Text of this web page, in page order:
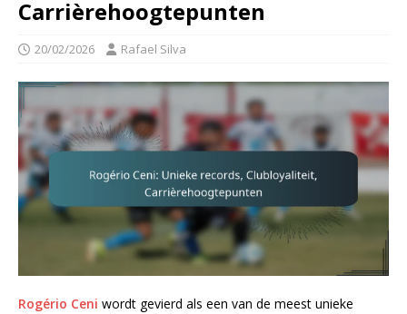
Carrièrehoogtepunten
20/02/2026 Rafael Silva
Rogério Ceni wordt gevierd als een van de meest unieke